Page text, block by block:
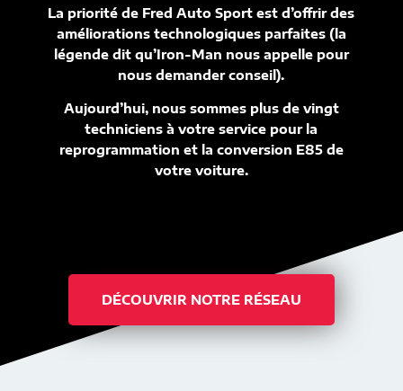
La priorité de Fred Auto Sport est d’offrir des
améliorations technologiques parfaites (la
légende dit qu’Iron-Man nous appelle pour
nous demander conseil).
Aujourd’hui, nous sommes plus de vingt
techniciens à votre service pour la
reprogrammation et la conversion E85 de
votre voiture.
DÉCOUVRIR NOTRE RÉSEAU